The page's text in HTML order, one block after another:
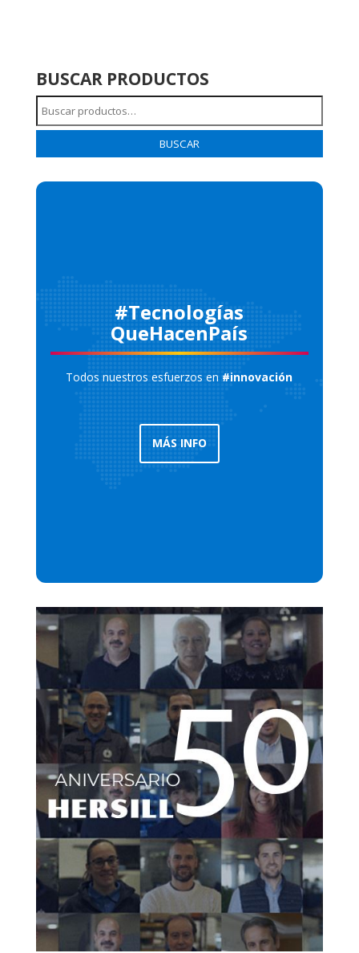
BUSCAR PRODUCTOS
Buscar
por:
BUSCAR
#Tecnologías
QueHacenPaís
Todos nuestros esfuerzos en #innovación
MÁS INFO